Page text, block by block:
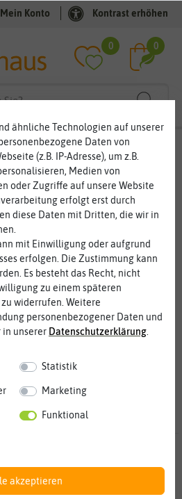
Mein Konto Kontrast erhöhen
0 0
die Würz- und
unverwechselbaren
Gewürzen in der Küche.
bringt der Knoblauch den
Knoblauch frisch aus dem
Zehen lassen sich leicht
richtigen Standort nicht viel Pflege.
auch auf dem Balkon oder
ähnliche Technologien auf unserer
Daten von
(z.B. IP-Adresse), um z.B.
Medien von
oder Zugriffe auf unsere Website
erfolgt erst durch
diese Daten mit Dritten, die wir in
mit Einwilligung oder aufgrund
erfolgen. Die Zustimmung kann
Es besteht das Recht, nicht
zu einem späteren
widerrufen. Weitere
personenbezogener Daten und
in unserer Daten­schutz­erklärung.
Statistik
Marketing
Funktional
akzeptieren